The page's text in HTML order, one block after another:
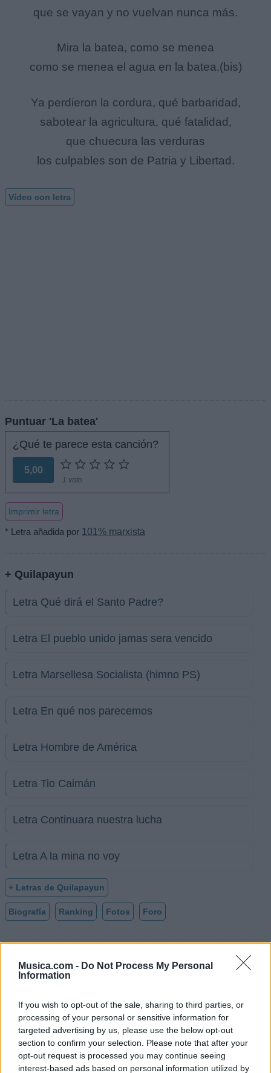
Musica.com - Do Not Process My Personal
Information
If you wish to opt-out of the sale, sharing to third parties, or
processing of your personal or sensitive information for
targeted advertising by us, please use the below opt-out
section to confirm your selection. Please note that after your
opt-out request is processed you may continue seeing
interest-based ads based on personal information utilized by
que se vayan y no vuelvan nunca más.
Mira la batea, como se menea
como se menea el agua en la batea.(bis)
Ya perdieron la cordura, qué barbaridad,
sabotear la agricultura, qué fatalidad,
que chuecura las verduras
los culpables son de Patria y Libertad.
Vídeo con letra
Puntuar 'La batea'
¿Qué te parece esta canción?
5,00
1 voto
Imprimir letra
* Letra añadida por 101% marxista
+ Quilapayun
Letra Qué dirá el Santo Padre?
Letra El pueblo unido jamas sera vencido
Letra Marsellesa Socialista (himno PS)
Letra En qué nos parecemos
Letra Hombre de América
Letra Tio Caimán
Letra Continuara nuestra lucha
Letra A la mina no voy
+ Letras de Quilapayun
Biografía Ranking Fotos Foro
Ranking de Quilapayun
apoyados y visitados de esta semana.
¿Apoyar a Quilapayun?
70 11